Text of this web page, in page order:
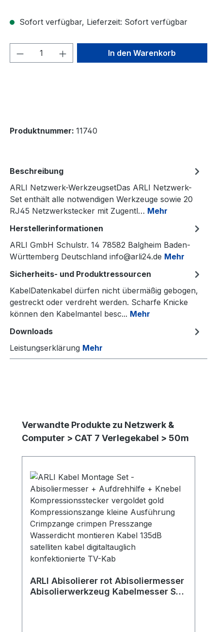
Sofort verfügbar, Lieferzeit: Sofort verfügbar
Produkt Anzahl: Gib denIn den Warenkorb
Produktnummer: 11740
Beschreibung
ARLI Netzwerk-WerkzeugsetDas ARLI Netzwerk-
Set enthält alle notwendigen Werkzeuge sowie 20
RJ45 Netzwerkstecker mit Zugentl… Mehr
Herstellerinformationen
ARLI GmbH Schulstr. 14 78582 Balgheim Baden-
Württemberg Deutschland info@arli24.de Mehr
Sicherheits- und Produktressourcen
KabelDatenkabel dürfen nicht übermäßig gebogen,
gestreckt oder verdreht werden. Scharfe Knicke
können den Kabelmantel besc... Mehr
Downloads
Leistungserklärung Mehr
Produktgalerie überspringen
Verwandte Produkte zu Netzwerk &
Computer > CAT 7 Verlegekabel > 50m
ARLI Abisolierer rot Abisoliermesser
Abisolierwerkzeug Kabelmesser Sat